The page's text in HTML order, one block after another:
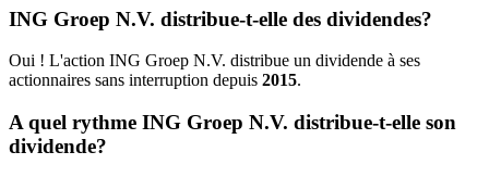
ING Groep N.V. distribue-t-elle des dividendes?
Oui ! L'action ING Groep N.V. distribue un dividende à ses
actionnaires sans interruption depuis 2015.
A quel rythme ING Groep N.V. distribue-t-elle son
dividende?